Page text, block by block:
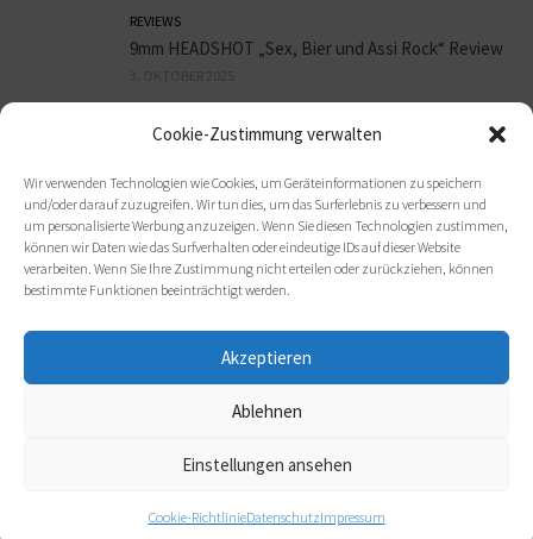
Cookie-Zustimmung verwalten
Wir verwenden Technologien wie Cookies, um Geräteinformationen zu speichern
und/oder darauf zuzugreifen. Wir tun dies, um das Surferlebnis zu verbessern und
um personalisierte Werbung anzuzeigen. Wenn Sie diesen Technologien zustimmen,
können wir Daten wie das Surfverhalten oder eindeutige IDs auf dieser Website
verarbeiten. Wenn Sie Ihre Zustimmung nicht erteilen oder zurückziehen, können
bestimmte Funktionen beeinträchtigt werden.
Akzeptieren
Ablehnen
Einstellungen ansehen
Cookie-RichtlinieDatenschutzImpressum
REVIEWS
9mm HEADSHOT „Sex, Bier und Assi Rock“ Review
REVIEWS
30. SEPTEMBER 2025